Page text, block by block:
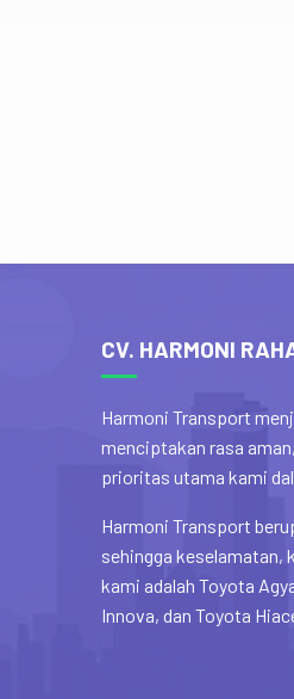
CV. HARMONI
Harmoni Transport
menciptakan rasa
prioritas utama kami
Harmoni Transport
sehingga keselamatan,
kami adalah Toyota
Innova, dan Toyota